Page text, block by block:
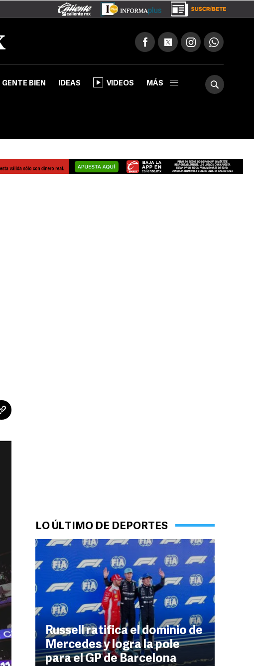
GENTE BIEN IDEAS VIDEOS MÁS
LO ÚLTIMO DE DEPORTES
Russell ratifica el dominio de
Mercedes y logra la pole
para el GP de Barcelona